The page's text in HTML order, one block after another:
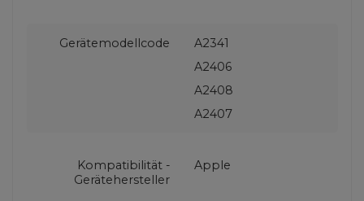
Gerätemodellcode
A2341
A2406
A2408
A2407
Kompatibilität -
Gerätehersteller
Apple